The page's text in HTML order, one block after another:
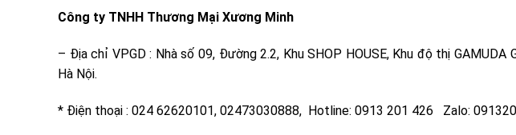
Công ty TNHH Thương Mại Xương Minh
– Địa chỉ VPGD : Nhà số 09, Đường 2.2, Khu SHOP HOUSE, Khu độ thị GAMUDA
Hà Nội.
* Điện thoại : 024 62620101, 02473030888, Hotline: 0913 201 426 Zalo: